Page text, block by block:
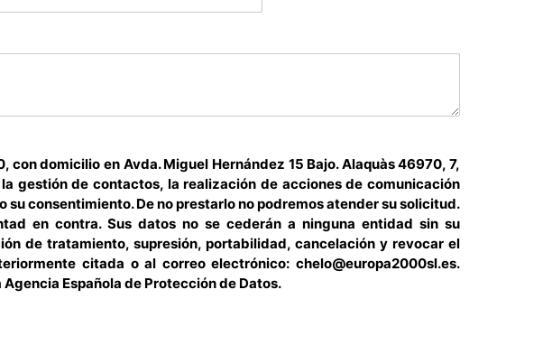
domicilio en Avda. Miguel Hernández 15 Bajo. Alaquàs 46970, 7,
gestión de contactos, la realización de acciones de comunicación
consentimiento. De no prestarlo no podremos atender su solicitud.
en contra. Sus datos no se cederán a ninguna entidad sin su
de tratamiento, supresión, portabilidad, cancelación y revocar el
citada o al correo electrónico: chelo@europa2000sl.es.
Española de Protección de Datos.